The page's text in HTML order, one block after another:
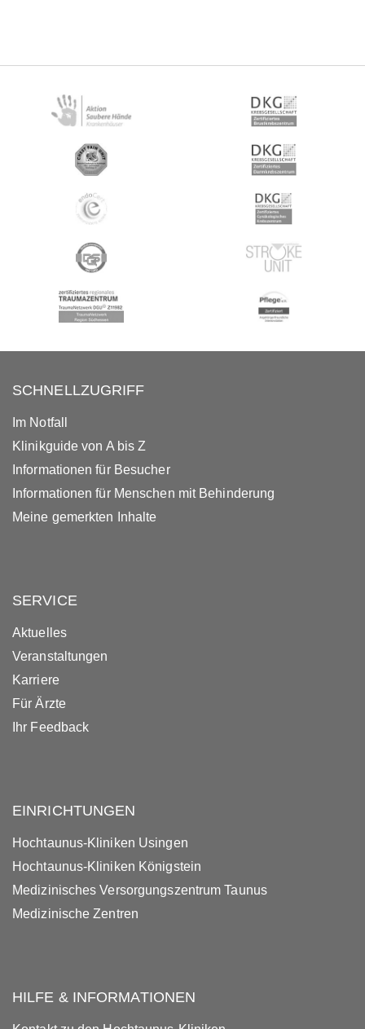
SCHNELLZUGRIFF
Im Notfall
Klinikguide von A bis Z
Informationen für Besucher
Informationen für Menschen mit Behinderung
Meine gemerkten Inhalte
SERVICE
Aktuelles
Veranstaltungen
Karriere
Für Ärzte
Ihr Feedback
EINRICHTUNGEN
Hochtaunus-Kliniken Usingen
Hochtaunus-Kliniken Königstein
Medizinisches Versorgungszentrum Taunus
Medizinische Zentren
HILFE & INFORMATIONEN